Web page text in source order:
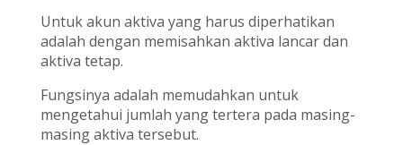
Untuk akun aktiva yang harus diperhatikan
adalah dengan memisahkan aktiva lancar dan
aktiva tetap.
Fungsinya adalah memudahkan untuk
mengetahui jumlah yang tertera pada masing-
masing aktiva tersebut.